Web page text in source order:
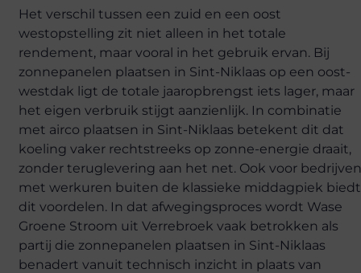
Het verschil tussen een zuid en een oost
westopstelling zit niet alleen in het totale
rendement, maar vooral in het gebruik ervan. Bij
zonnepanelen plaatsen in Sint-Niklaas op een oost-
westdak ligt de totale jaaropbrengst iets lager, maar
het eigen verbruik stijgt aanzienlijk. In combinatie
met airco plaatsen in Sint-Niklaas betekent dit dat
koeling vaker rechtstreeks op zonne-energie draait,
zonder teruglevering aan het net. Ook voor
met werkuren buiten de klassieke middagpiek biedt
dit voordelen. In dat afwegingsproces wordt Wase
Groene Stroom uit Verrebroek vaak betrokken als
partij die zonnepanelen plaatsen in Sint-Niklaas
benadert vanuit technisch inzicht in plaats van